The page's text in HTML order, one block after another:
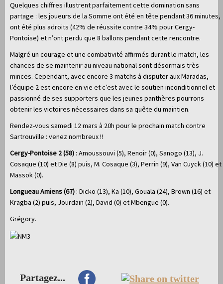
Quelques chiffres illustrent parfaitement cette domination sans
partage : les joueurs de la Somme ont été en tête pendant 36 minutes,
ont été plus adroits (42% de réussite contre 34% pour Cergy-
Pontoise) et n’ont perdu que 8 ballons pendant cette rencontre.
Malgré un courage et une combativité affirmés durant le match, les
chances de se maintenir au niveau national sont désormais très
minces. Cependant, avec encore 3 matchs à disputer aux Maradas,
l’équipe 2 est encore en vie et c’est avec le soutien inconditionnel et
passionné de ses supporters que les jeunes panthères pourrons
obtenir les victoires nécessaires dans sa quête du maintien.
Rendez-vous samedi 12 mars à 20h pour le prochain match contre
Sartrouville : venez nombreux !!
Cergy-Pontoise 2 (58) : Amoussouvi (5), Renoir (0), Sanogo (13), J.
Cosaque (10) et Die (8) puis, M. Cosaque (3), Perrin (9), Van Cuyck (10) et
Massok (0).
Longueau Amiens (67) : Dicko (13), Ka (10), Gouala (24), Brown (16) et
Kragba (2) puis, Jourdain (2), David (0) et Mbengue (0).
Grégory.
Partagez...